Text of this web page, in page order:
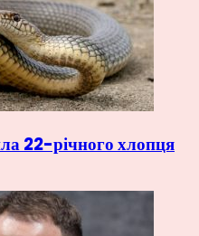
22-річного хлопця